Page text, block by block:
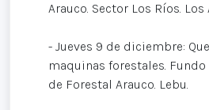
Arauco. Sector Los Ríos. Los
- Jueves 9 de diciembre:
maquinas forestales. Fundo
de Forestal Arauco. Lebu.